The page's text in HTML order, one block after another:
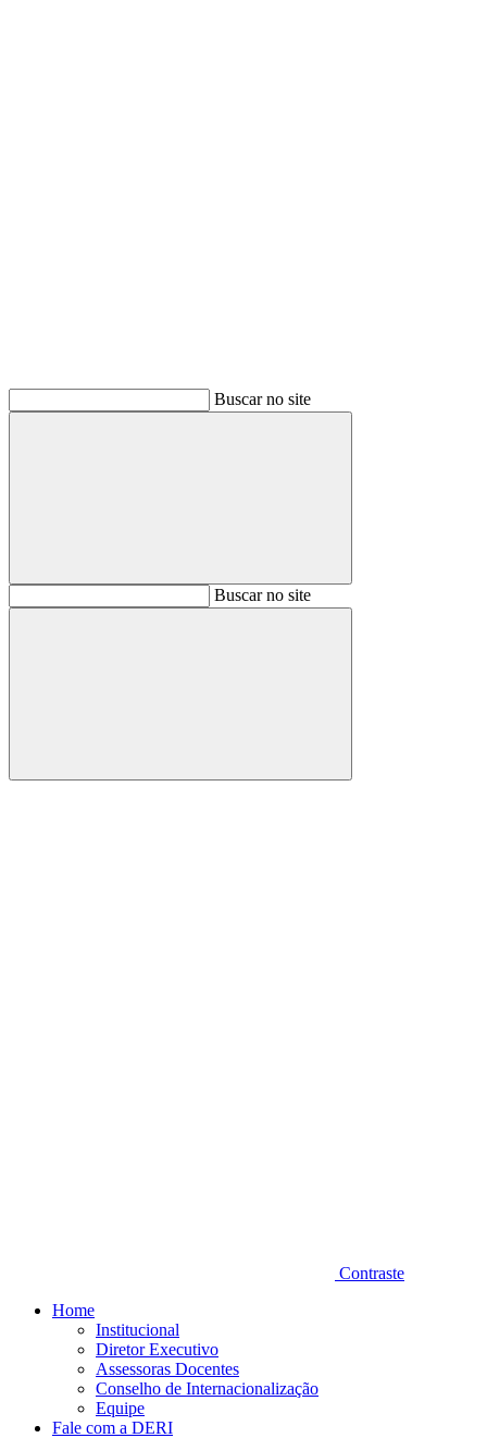
Buscar no site
BuscarBuscar no site
Buscar
Contraste
Home
Institucional
Diretor Executivo
Assessoras Docentes
Conselho de Internacionalização
Equipe
Fale com a DERI